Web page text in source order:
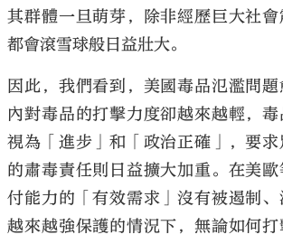
其群體一旦萌芽，除非經歷巨大社
都會滾雪球般日益壯大。
因此，我們看到，美國毒品氾濫問
內對毒品的打擊力度卻越來越輕，
視為「進步」和「政治正確」，要
的肅毒責任則日益擴大加重。在美
付能力的「有效需求」沒有被遏制
越來越強保護的情況下，無論如何